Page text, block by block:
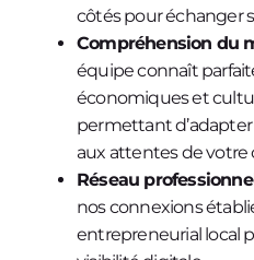
côtés pour échanger
Compréhension du
équipe connaît
économiques et
permettant
aux attentes de votre
Réseau
nos connexions
entrepreneurial local